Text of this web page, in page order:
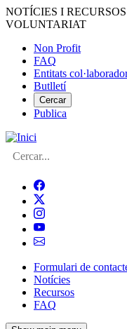
Vés
al
NOTÍCIES I
VOLUNTARIAT
Menú
del
compte
d'usuari
Non Profit
FAQ
Entitats
Butlletí
Cercar
Publica
Cerca
Navegació
principal
de
Formulari de
Notícies
Recursos
FAQ